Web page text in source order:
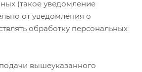
(такое уведомление
от уведомления о
обработку персональных
вышеуказанного